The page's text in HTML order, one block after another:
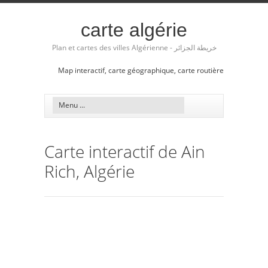
carte algérie
Plan et cartes des villes Algérienne - خريطة الجزائر
Map interactif, carte géographique, carte routière
Carte interactif de Ain
Rich, Algérie